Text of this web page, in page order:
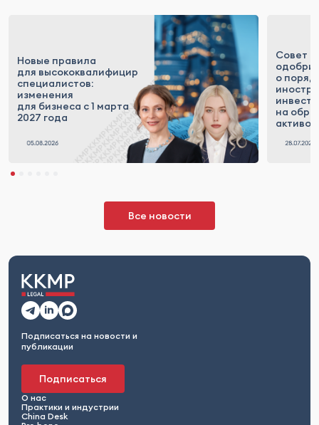
Новые правила
для высококвалифицированных
специалистов:
изменения
для бизнеса с 1 марта
2027 года
Совет
о
на
активов
Все новости
Подписаться на новости и
публикации
Подписаться
О нас
Практики и индустрии
China Desk